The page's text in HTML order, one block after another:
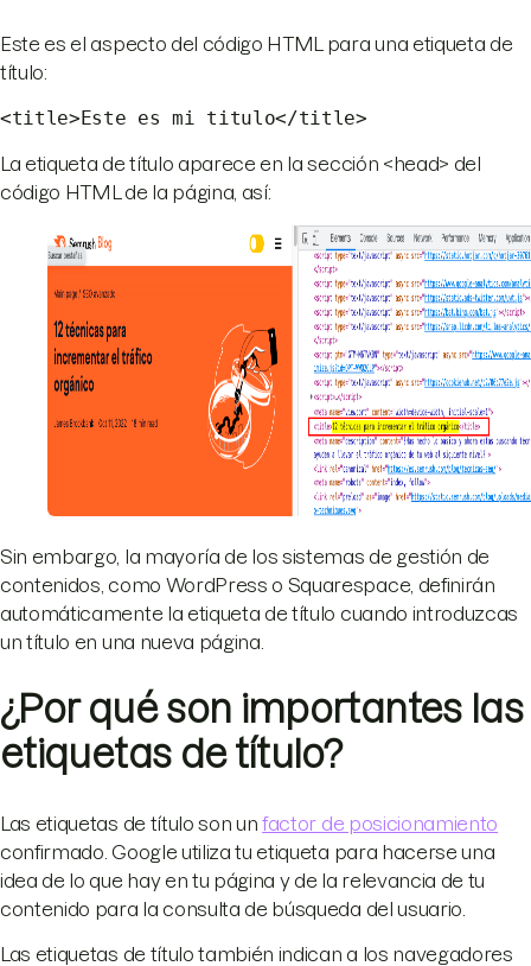
​​Este es el aspecto del código HTML para una etiqueta de
título:
<title>Este es mi titulo</title>
La etiqueta de título aparece en la sección <head> del
código HTML de la página, así:
Sin embargo, la mayoría de los sistemas de gestión de
contenidos, como WordPress o Squarespace, definirán
automáticamente la etiqueta de título cuando introduzcas
un título en una nueva página.
¿Por qué son importantes las
etiquetas de título?
Las etiquetas de título son unfactor de posicionamiento
confirmado. Google utiliza tu etiqueta para hacerse una
idea de lo que hay en tu página y de la relevancia de tu
contenido para la consulta de búsqueda del usuario.
Las etiquetas de título también indican a los navegadores